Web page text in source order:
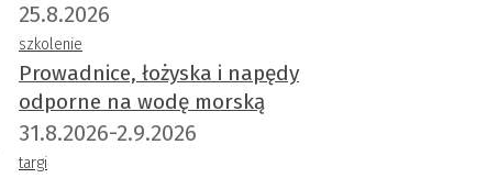
25.8.2026
szkolenie
Prowadnice, łożyska i napędy
odporne na wodę morską
31.8.2026-2.9.2026
targi